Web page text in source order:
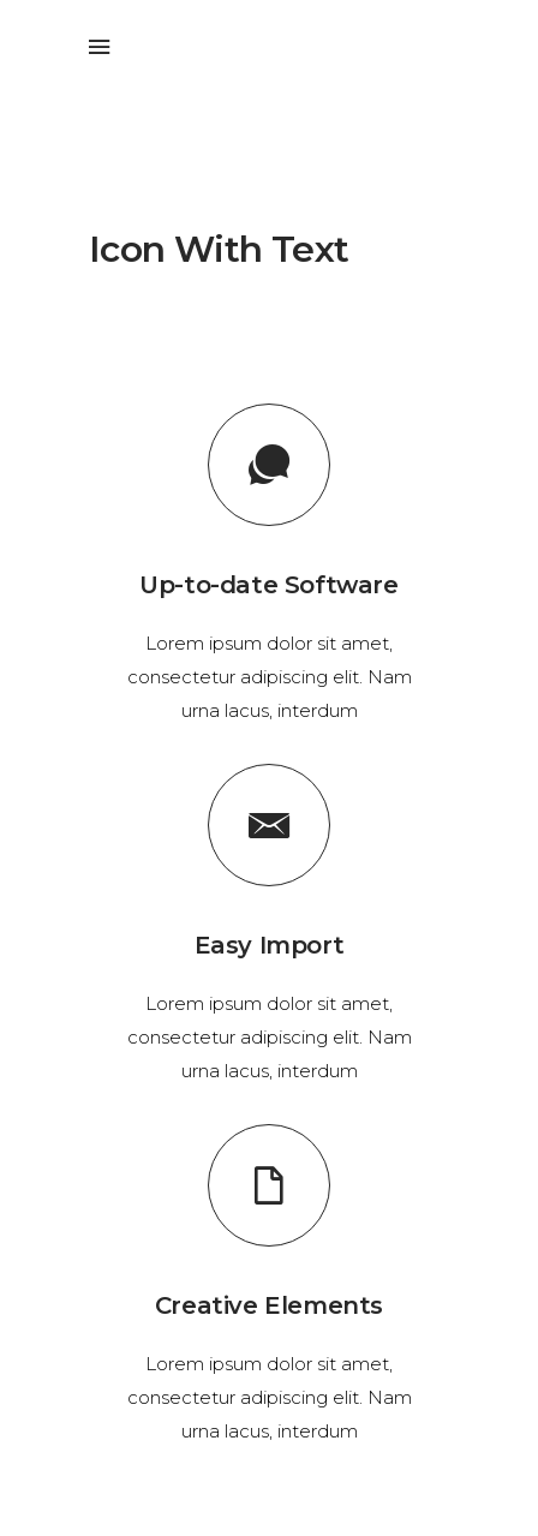
Icon With Text
Up-to-date Software
Lorem ipsum dolor sit amet,
consectetur adipiscing elit. Nam
urna lacus, interdum
Easy Import
Lorem ipsum dolor sit amet,
consectetur adipiscing elit. Nam
urna lacus, interdum
Creative Elements
Lorem ipsum dolor sit amet,
consectetur adipiscing elit. Nam
urna lacus, interdum